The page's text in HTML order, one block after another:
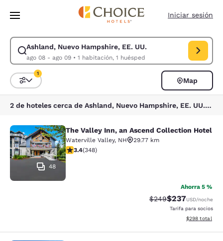
Pasar A Contenido Principal
Iniciar sesión
Ashland, Nuevo Hampshire, EE. UU.
ago 08 - ago 09• 1 habitación, 1 huésped
Modificar la búsqueda de Ashland, Nuevo Hampshire, EE. UU.. Fecha
Ordenar y filtrar
1
Map
2 de hoteles cerca de Ashland, Nuevo Hampshire, EE. UU. coinciden con tus filtros
The Valley Inn, an Ascend
48
The Valley Inn, an Ascend Collection Hotel
Waterville Valley, NH
29.77 km
calificación de 3.44 estrellas. Bueno. 348 reseñas
3.4(348)
Ahorra 5 %
Precio tachado:
$249Precio con
$237USD/noche
Tarifa para socios
Ver detalles
$298 total